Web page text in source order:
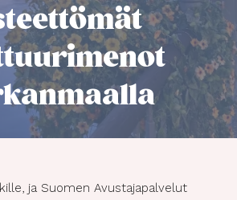
ja Suomen Avustajapalvelut